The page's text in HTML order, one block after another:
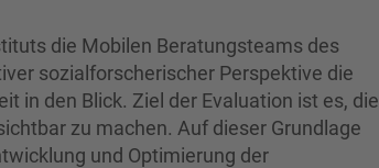
die Mobilen Beratungsteams des
sozialforscherischer Perspektive die
in den Blick. Ziel der Evaluation ist es, die
zu machen. Auf dieser Grundlage
und Optimierung der